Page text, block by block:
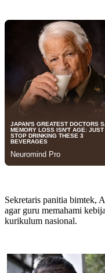
Sekretaris panitia bimtek,
agar guru memahami
kurikulum nasional.